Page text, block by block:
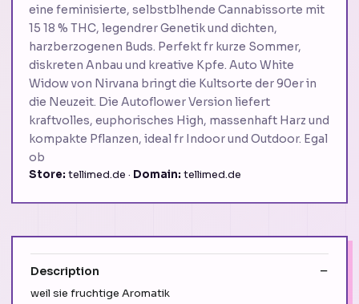
eine feminisierte, selbstblhende Cannabissorte mit
15 18 % THC, legendrer Genetik und dichten,
harzberzogenen Buds. Perfekt fr kurze Sommer,
diskreten Anbau und kreative Kpfe. Auto White
Widow von Nirvana bringt die Kultsorte der 90er in
die Neuzeit. Die Autoflower Version liefert
kraftvolles, euphorisches High, massenhaft Harz und
kompakte Pflanzen, ideal fr Indoor und Outdoor. Egal
ob
Store: tellimed.de · Domain: tellimed.de
Description
weil sie fruchtige Aromatik